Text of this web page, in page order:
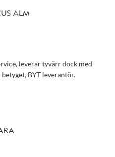
ALM
leverar tyvärr dock med
BYT leverantör.